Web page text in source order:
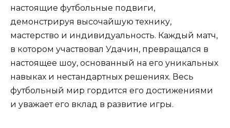
настоящие футбольные подвиги,
демонстрируя высочайшую технику,
мастерство и индивидуальность. Каждый матч,
в котором участвовал Удачин, превращался в
настоящее шоу, основанный на его уникальных
навыках и нестандартных решениях. Весь
футбольный мир гордится его достижениями
и уважает его вклад в развитие игры.